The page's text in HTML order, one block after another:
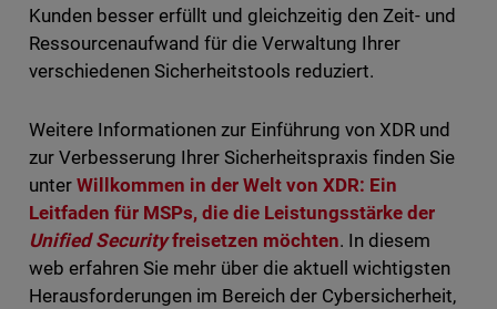
Kunden besser erfüllt und gleichzeitig den Zeit- und
Ressourcenaufwand für die Verwaltung Ihrer
verschiedenen Sicherheitstools reduziert.
Weitere Informationen zur Einführung von XDR und
zur Verbesserung Ihrer Sicherheitspraxis finden Sie
unter Willkommen in der Welt von XDR: Ein
Leitfaden für MSPs, die die Leistungsstärke der
Unified Securityfreisetzen möchten. In diesem
web erfahren Sie mehr über die aktuell wichtigsten
Herausforderungen im Bereich der Cybersicherheit,